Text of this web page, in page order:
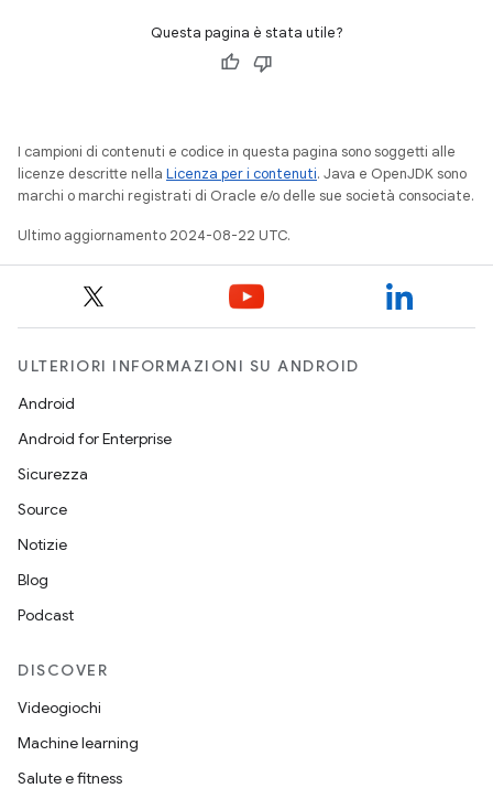
Questa pagina è stata utile?
I campioni di contenuti e codice in questa pagina sono soggetti alle
licenze descritte nella Licenza per i contenuti. Java e OpenJDK sono
marchi o marchi registrati di Oracle e/o delle sue società consociate.
Ultimo aggiornamento 2024-08-22 UTC.
ULTERIORI INFORMAZIONI SU ANDROID
Android
Android for Enterprise
Sicurezza
Source
Notizie
Blog
Podcast
DISCOVER
Videogiochi
Machine learning
Salute e fitness